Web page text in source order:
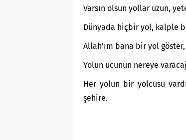
Varsın olsun yollar uzun,
Dünyada hiçbir yol, kalple
Allah’ım bana bir yol
Yolun ucunun nereye
Her yolun bir yolcusu
şehire.